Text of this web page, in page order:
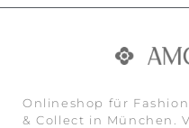
Onlineshop für
& Collect in München.